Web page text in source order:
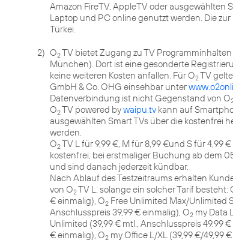
Amazon FireTV, AppleTV oder ausgewählten
Laptop und PC online genutzt werden. Die
Türkei.
2) O2TV bietet Zugang zu TV Programminhalten
München). Dort ist eine gesonderte
keine weiteren Kosten anfallen. Für O2TV
GmbH & Co. OHG einsehbar unter
Datenverbindung ist nicht Gegenstand von O
O2TV powered bywaipu.tv kann auf
ausgewählten Smart TVs über die kostenfrei
werden.
O2TV L für 9,99 €, M für 8,99 €und S für
kostenfrei, bei erstmaliger Buchung ab dem
und sind danach jederzeit kündbar.
Nach Ablauf des Testzeitraums erhalten
von O2TV L, solange ein solcher Tarif besteht:
€ einmalig), O2 Free Unlimited Max/Unlimited
Anschlusspreis 39,99 € einmalig), O2 my Data
Unlimited (39,99 € mtl., Anschlusspreis 49,99
€ einmalig), O2 my Office L/XL (39,99 €/49,99